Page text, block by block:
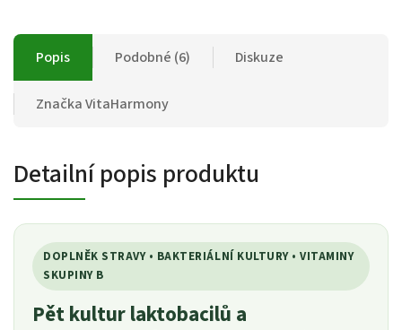
Popis Podobné (6) Diskuze
ZnačkaVitaHarmony
Detailní popis produktu
DOPLNĚK STRAVY • BAKTERIÁLNÍ KULTURY • VITAMINY
SKUPINY B
Pět kultur laktobacilů a